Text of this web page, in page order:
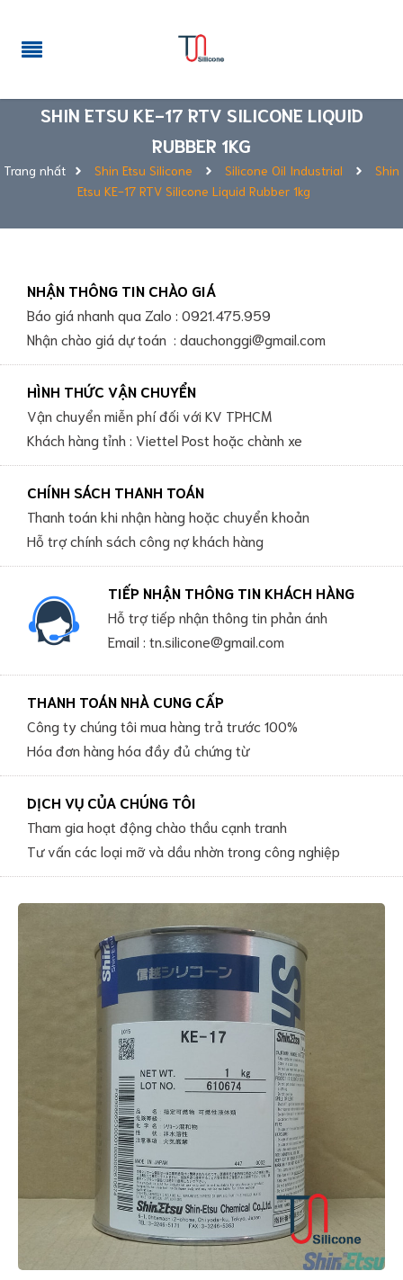
SHIN ETSU KE-17 RTV SILICONE LIQUID
RUBBER 1KG
Trang nhất Shin Etsu Silicone Silicone Oil Industrial
Shin
Etsu KE-17 RTV Silicone Liquid Rubber 1kg
NHẬN THÔNG TIN CHÀO GIÁ
Báo giá nhanh qua Zalo : 0921.475.959
Nhận chào giá dự toán : dauchonggi@gmail.com
HÌNH THỨC VẬN CHUYỂN
Vận chuyển miễn phí đối với KV TPHCM
Khách hàng tỉnh : Viettel Post hoặc chành xe
CHÍNH SÁCH THANH TOÁN
Thanh toán khi nhận hàng hoặc chuyển khoản
Hỗ trợ chính sách công nợ khách hàng
TIẾP NHẬN THÔNG TIN KHÁCH HÀNG
Hỗ trợ tiếp nhận thông tin phản ánh
Email : tn.silicone@gmail.com
THANH TOÁN NHÀ CUNG CẤP
Công ty chúng tôi mua hàng trả trước 100%
Hóa đơn hàng hóa đầy đủ chứng từ
DỊCH VỤ CỦA CHÚNG TÔI
Tham gia hoạt động chào thầu cạnh tranh
Tư vấn các loại mỡ và dầu nhờn trong công nghiệp